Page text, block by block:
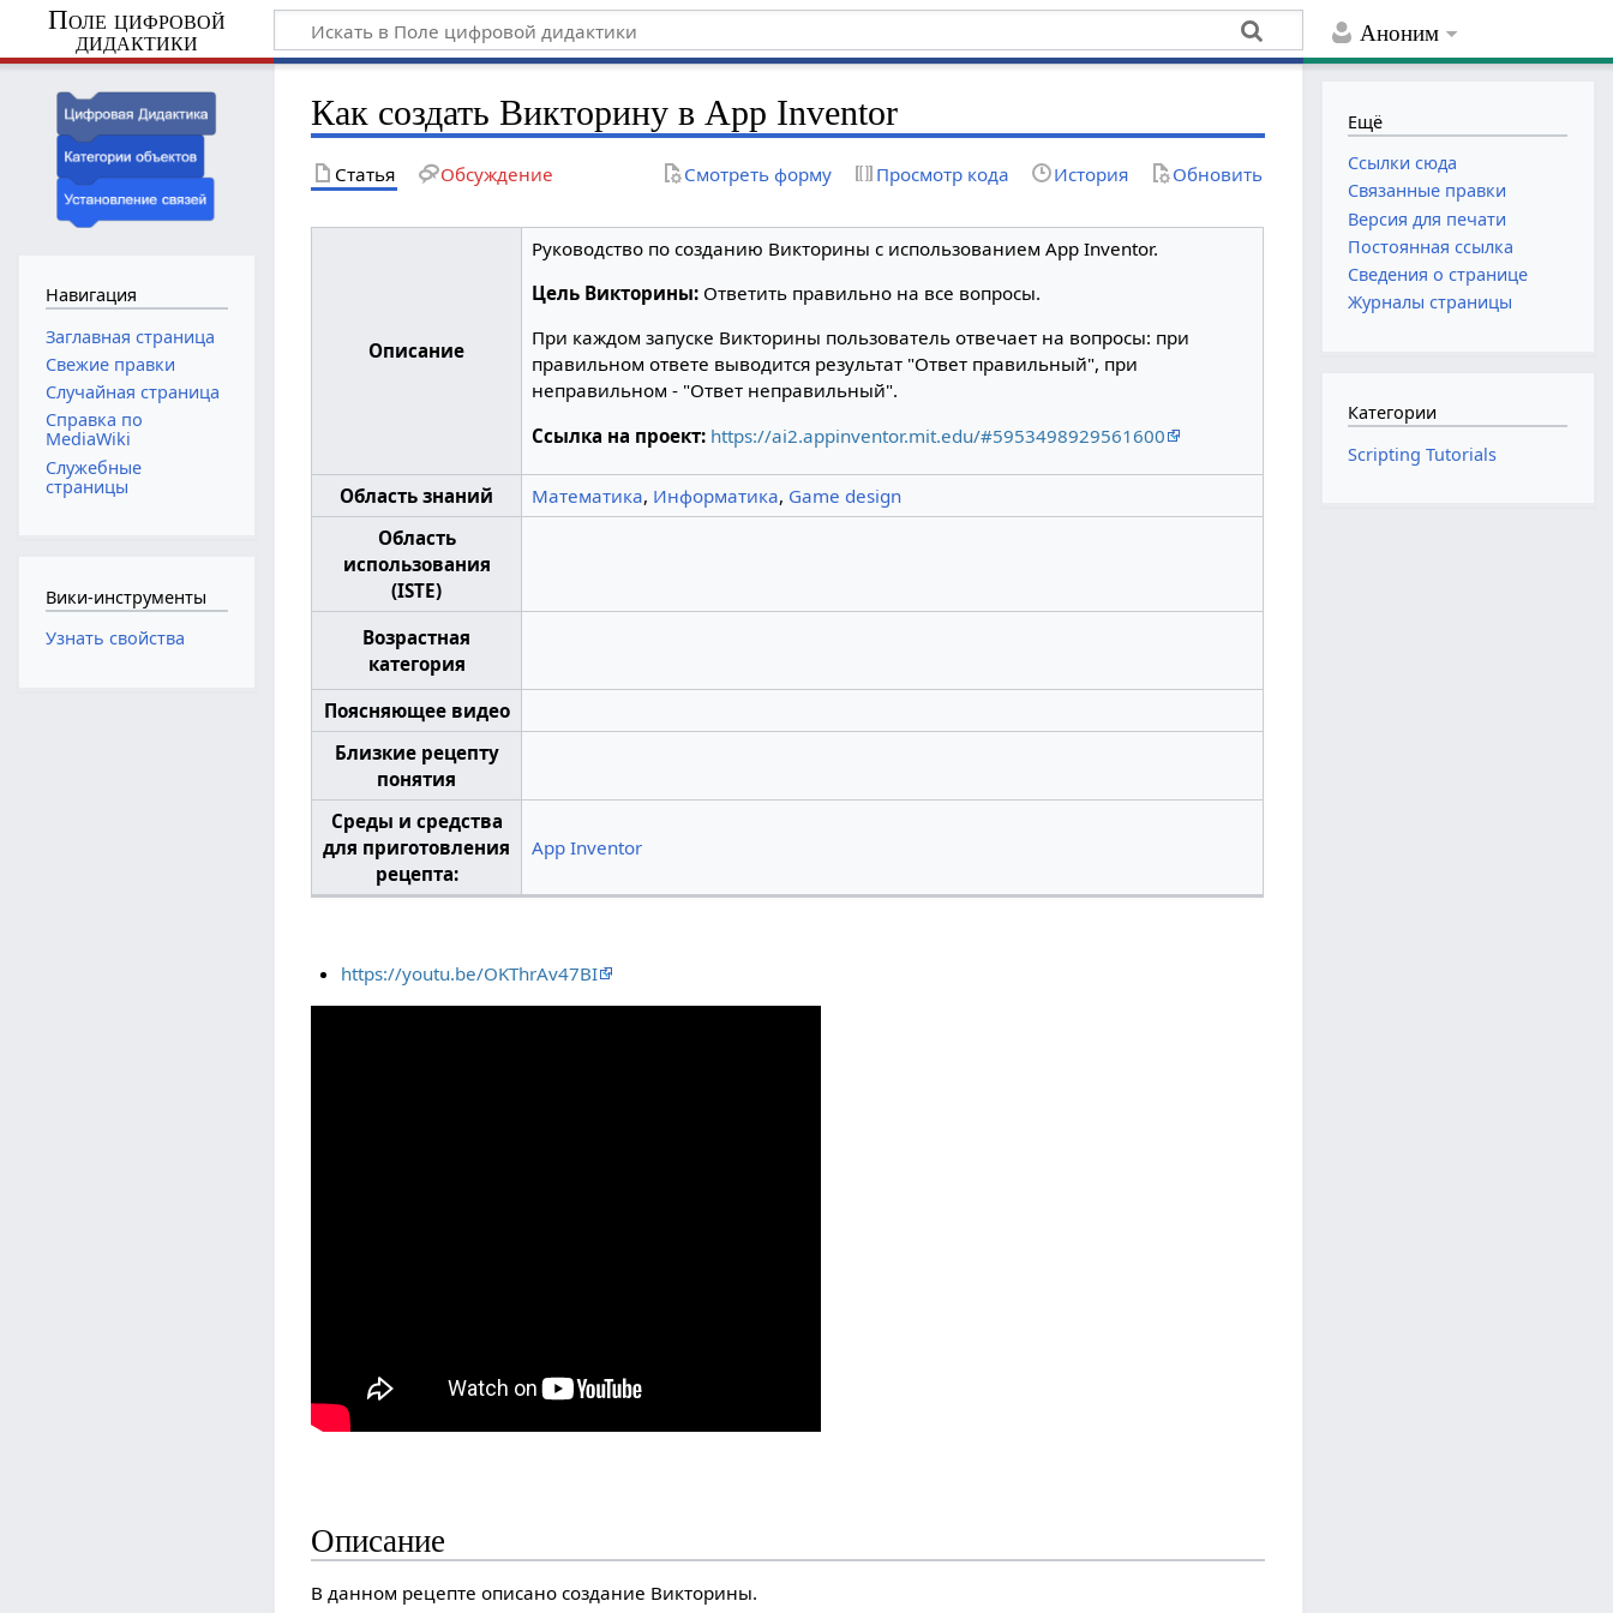
Аноним
Поле цифровой
дидактики
Как создать Викторину в App Inventor
Статья Обсуждение Смотреть форму Просмотр кода История Обновить
Описание
Руководство по созданию Викторины с использованием App Inventor.
Цель Викторины:Ответить правильно на все вопросы.
При каждом запуске Викторины пользователь отвечает на вопросы: при
правильном ответе выводится результат "Ответ правильный", при
неправильном - "Ответ неправильный".
Ссылка на проект: https://ai2.appinventor.mit.edu/#5953498929561600
Область знаний Математика, Информатика, Game design
Область
использования
(ISTE)
Возрастная
категория
Поясняющее видео
Близкие рецепту
понятия
Среды и средства
для приготовления
рецепта:
App Inventor
https://youtu.be/OKThrAv47BI
Описание
В данном рецепте описано создание Викторины.
Навигация
Заглавная страница
Свежие правки
Случайная страница
Справка по
MediaWiki
Служебные
страницы
Вики-инструменты
Узнать свойства
Ещё
Ссылки сюда
Связанные правки
Версия для печати
Постоянная ссылка
Сведения о странице
Журналы страницы
Категории
Scripting Tutorials